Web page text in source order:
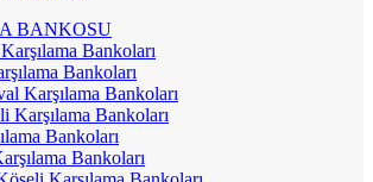
BANKOSU
Bankoları
Bankoları
Karşılama Bankoları
Karşılama Bankoları
Bankoları
Bankoları